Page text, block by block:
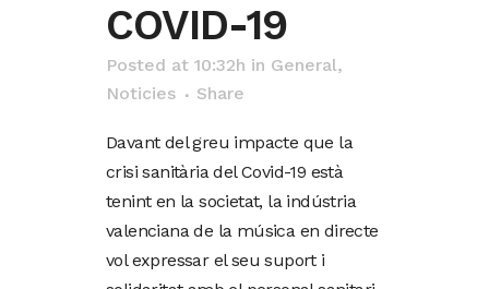
COVID-19
Posted at 10:32h in General,
Noticies
Share
Davant del greu impacte que la
crisi sanitària del Covid-19 està
tenint en la societat, la indústria
valenciana de la música en directe
vol expressar el seu suport i